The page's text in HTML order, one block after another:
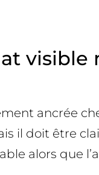
visible
ancrée
il doit être
alors que